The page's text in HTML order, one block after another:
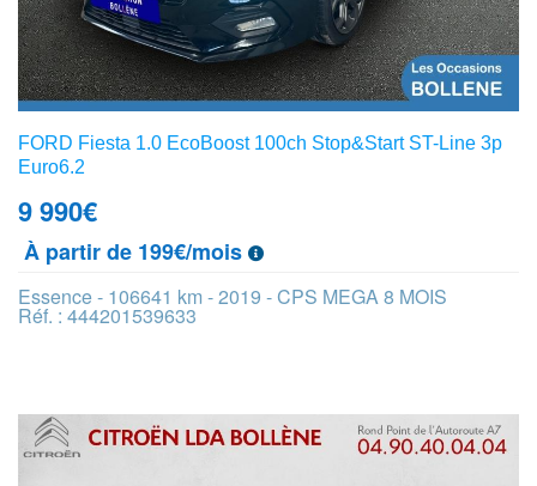
FORD Fiesta 1.0 EcoBoost 100ch Stop&Start ST-Line 3p
Euro6.2
9 990€
À partir de 199€/mois
Essence - 106641 km - 2019 - CPS MEGA 8 MOIS
Réf. : 444201539633